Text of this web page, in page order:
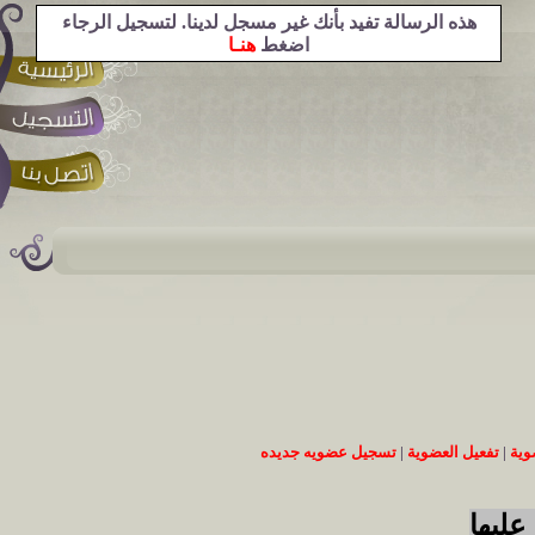
|تفعيل العضوية |تسجيل عضويه جديده
هذه الرسالة تفيد بأنك غير مسجل لدينا. لتسجيل الرجاء
اضغط هنـا